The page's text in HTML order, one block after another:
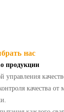
нас
продукции
управления
качества от